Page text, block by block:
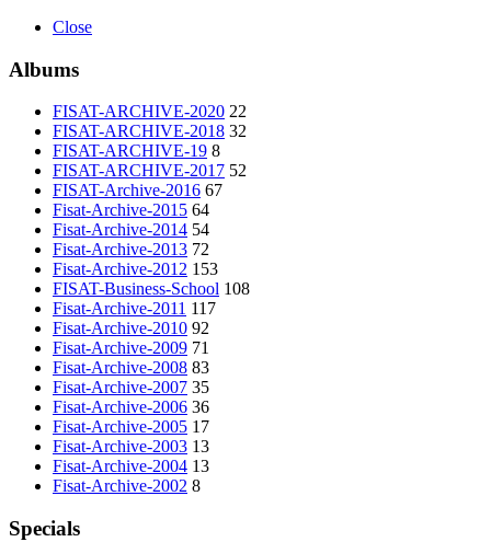
Close
Albums
FISAT-ARCHIVE-2020 22
FISAT-ARCHIVE-2018 32
FISAT-ARCHIVE-19 8
FISAT-ARCHIVE-2017 52
FISAT-Archive-2016 67
Fisat-Archive-2015 64
Fisat-Archive-2014 54
Fisat-Archive-2013 72
Fisat-Archive-2012 153
FISAT-Business-School 108
Fisat-Archive-2011 117
Fisat-Archive-2010 92
Fisat-Archive-2009 71
Fisat-Archive-2008 83
Fisat-Archive-2007 35
Fisat-Archive-2006 36
Fisat-Archive-2005 17
Fisat-Archive-2003 13
Fisat-Archive-2004 13
Fisat-Archive-2002 8
Specials